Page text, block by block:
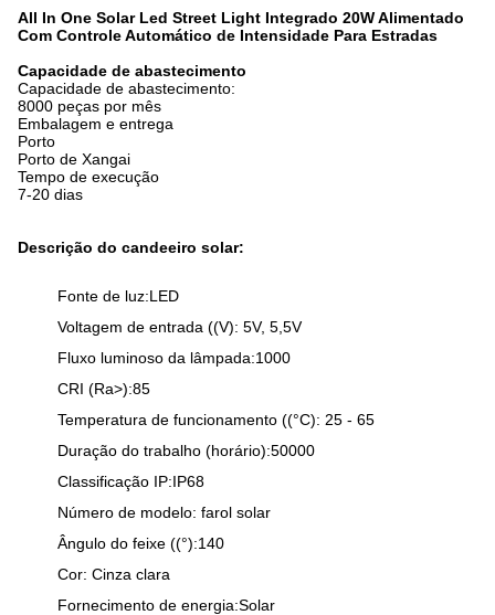
All In One Solar Led Street Light Integrado 20W Alimentado
Com Controle Automático de Intensidade Para Estradas
Capacidade de abastecimento
Capacidade de abastecimento:
8000 peças por mês
Embalagem e entrega
Porto
Porto de Xangai
Tempo de execução
7-20 dias
Descrição do candeeiro solar:
Fonte de luz:LED
Voltagem de entrada ((V): 5V, 5,5V
Fluxo luminoso da lâmpada:1000
CRI (Ra>):85
Temperatura de funcionamento ((°C): 25 - 65
Duração do trabalho (horário):50000
Classificação IP:IP68
Número de modelo: farol solar
Ângulo do feixe ((°):140
Cor: Cinza clara
Fornecimento de energia:Solar